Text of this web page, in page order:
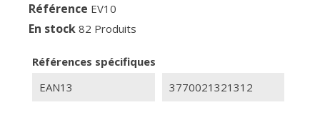
Référence EV10
En stock 82 Produits
Références spécifiques
EAN13
3770021321312